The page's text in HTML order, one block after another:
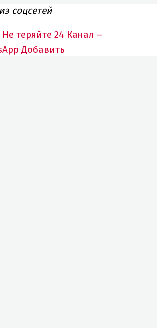
соцсетей
Не теряйте 24 Канал –
Добавить